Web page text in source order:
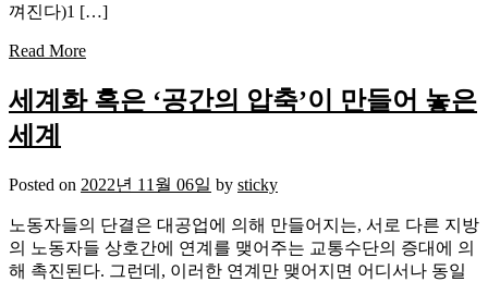
껴진다)1 […]
Read More
세계화 혹은 ‘공간의 압축’이 만들어 놓은
세계
Posted on 2022년 11월 06일 by sticky
노동자들의 단결은 대공업에 의해 만들어지는, 서로 다른 지방
의 노동자들 상호간에 연계를 맺어주는 교통수단의 증대에 의
해 촉진된다. 그런데, 이러한 연계만 맺어지면 어디서나 동일